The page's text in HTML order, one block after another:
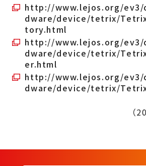
http://www.lejos.org/
dware/device/tetrix/
tory.html
http://www.lejos.org/
dware/device/tetrix/
er.html
http://www.lejos.org/
dware/device/tetrix/
（